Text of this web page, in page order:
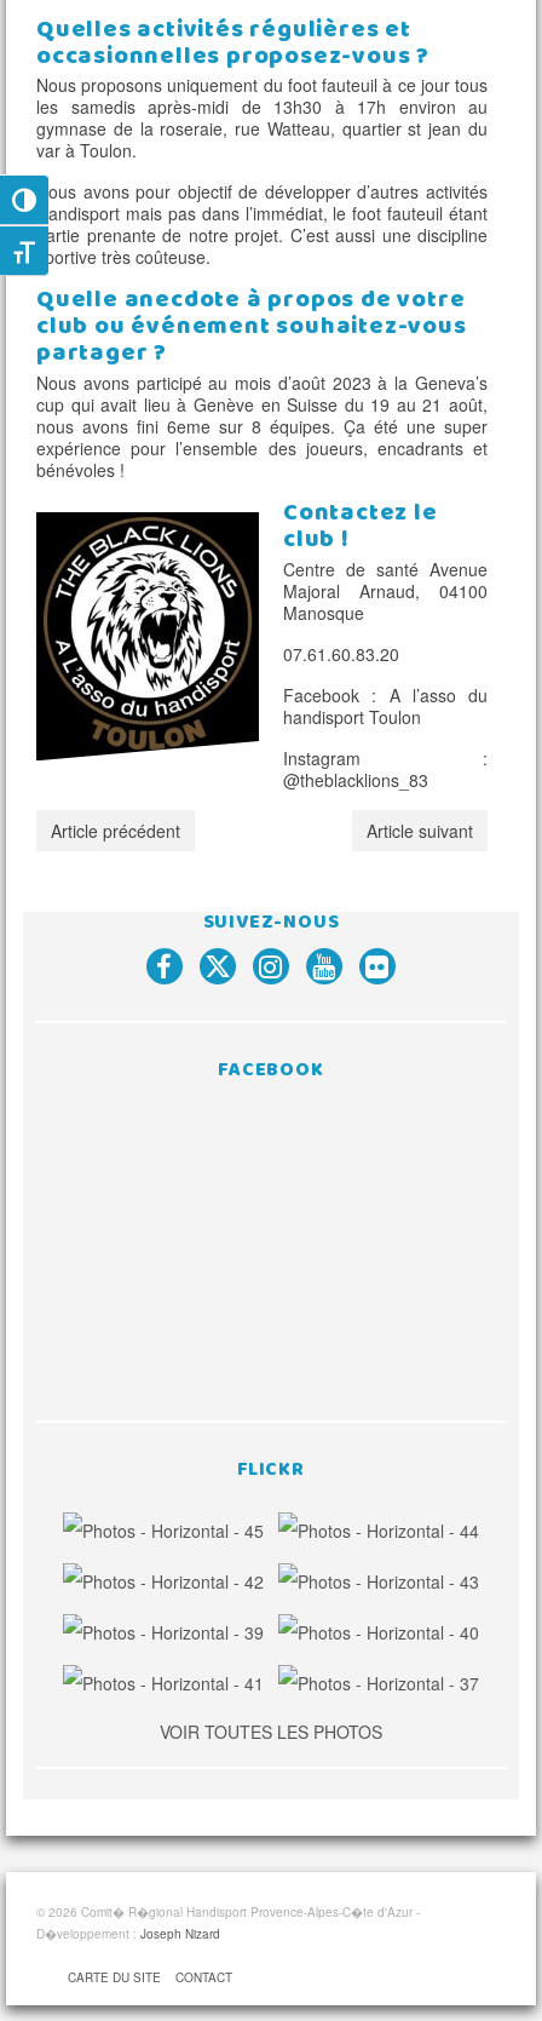
Passer en contraste élevé
Changer la taille de la police
Quelles activités régulières et
occasionnelles proposez-vous ?
Nous proposons uniquement du foot fauteuil à ce jour tous
les samedis après-midi de 13h30 à 17h environ au
gymnase de la roseraie, rue Watteau, quartier st jean du
var à Toulon.
Nous avons pour objectif de développer d’autres activités
Handisport mais pas dans l’immédiat, le foot fauteuil étant
partie prenante de notre projet. C’est aussi une discipline
sportive très coûteuse.
Quelle anecdote à propos de votre
club ou événement souhaitez-vous
partager ?
Nous avons participé au mois d’août 2023 à la Geneva’s
cup qui avait lieu à Genève en Suisse du 19 au 21 août,
nous avons fini 6eme sur 8 équipes. Ça été une super
expérience pour l’ensemble des joueurs, encadrants et
bénévoles !
Contactez le
club !
Centre de santé Avenue
Majoral Arnaud, 04100
Manosque
07.61.60.83.20
Facebook : A l’asso du
handisport Toulon
Instagram :
@theblacklions_83
Article précédent Article suivant
SUIVEZ-NOUS
FACEBOOK
FLICKR
VOIR TOUTES LES PHOTOS
© 2026 Comit� R�gional Handisport Provence-Alpes-C�te d'Azur -
D�veloppement : Joseph Nizard
CARTE DU SITE CONTACT